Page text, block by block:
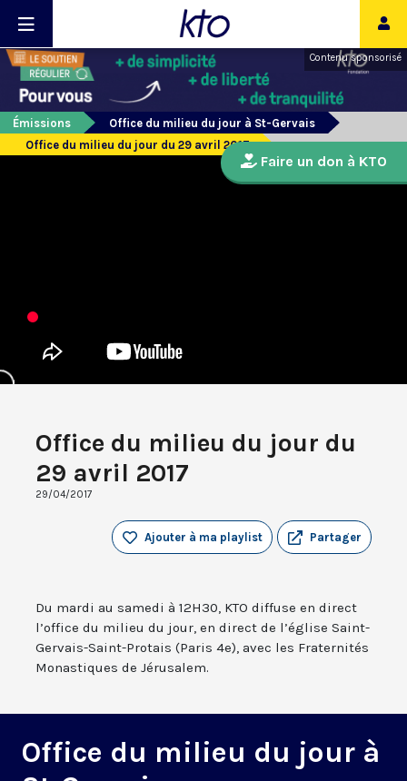
Contenu sponsorisé
Émissions
Office du milieu du jour à St-Gervais
Office du milieu du jour du 29 avril 2017
Office du milieu du jour du
29 avril 2017
29/04/2017
Partager
Ajouter à ma playlist
Du mardi au samedi à 12H30, KTO diffuse en direct
l’office du milieu du jour, en direct de l’église Saint-
Gervais-Saint-Protais (Paris 4e), avec les Fraternités
Monastiques de Jérusalem.
Office du milieu du jour à
Faire un don à KTO